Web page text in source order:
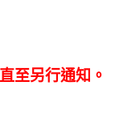
至另行通知。